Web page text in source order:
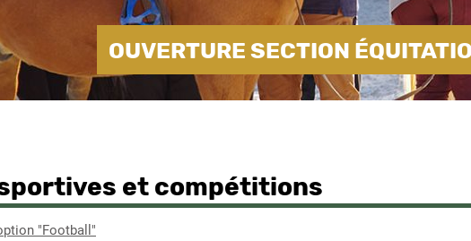
OUVERTURE SECTION
et compétitions
"Football"